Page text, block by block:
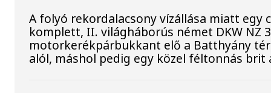
A folyó rekordalacsony vízállása miatt egy
komplett, II. világháborús német DKW NZ
motorkerékpárbukkant elő a Batthyány
alól, máshol pedig egy közel féltonnás brit